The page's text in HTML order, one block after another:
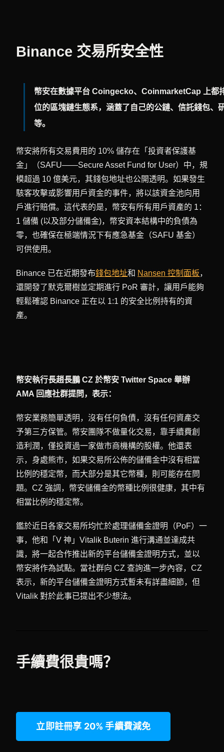
Binance 交易所安全性
幣安在數據平台 Coingecko、CoinmarketCap 上都
位的區塊鏈生態系，涵蓋了自己的公鏈、信託錢包
等。
幣安將所有交易費用的 10% 儲存在「投資者保護基
金」（SAFU——Secure Asset Fund for User）中，規
模超過 10 億美元，其錢包地址也公開透明。如果發生
駭客攻擊或影響用戶資金的事件，將以該資金池向用
戶進行賠償。這代表的是，幣安有所有用戶資產的 1：
1 儲備 (以及部分儲備金)，幣安資本結構中的負債為
零，也確保在極端情況下有應急基金（SAFU 基金）
可供使用。
Binance 已在近期發布錢包地址和 Nansen 控制面板，
還開發了默克爾樹並定期進行 PoR 審計，讓用戶能夠
輕鬆確認 Binance 正在以 1:1 的安全比例持有的資
產。
幣安執行長趙長鵬 CZ 於幣安 Twitter Space 舉辦
AMA 回應社群提問，表示：
幣安業務簡單透明，沒有任何負債，沒有任何資產交
予第三方保管。幣安團隊不做量化交易，靠手續費創
造利潤，僅投資過一家做市商機構的股權。他還表
示，身處熊市，如果交易所公佈的儲備金中沒有相當
比例的穩定幣，而大部分是其它幣種，則可能存在問
題。CZ 強調，幣安儲備金的幣種比例很健康，其中有
相當比例的穩定幣。
鑑於近日各家交易所均忙於處理儲備金證明（PoF）一
事，他和「V 神」Vitalik Buterin 進行溝通並達成共
識，將一起合作推出新的平台儲備金證明方式，並以
幣安將作為試點。當社群向 CZ 查詢進一步內容，CZ
表示，新的平台儲備金證明方式暫未有詳盡細節，但
Vitalik 對於此事已提出不少想法。
手續費很貴嗎？
立即註冊享 20% 手續費減免